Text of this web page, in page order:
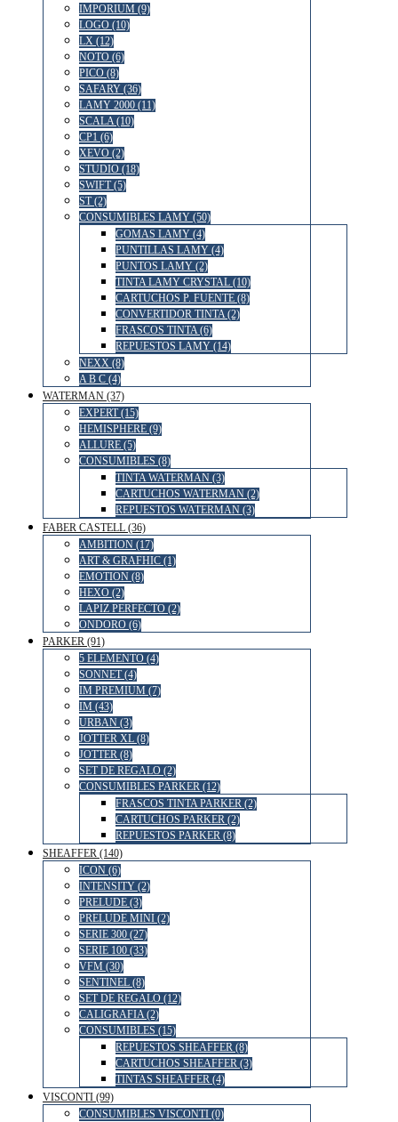
IMPORIUM (9)
LOGO (10)
LX (12)
NOTO (6)
PICO (8)
SAFARY (36)
LAMY 2000 (11)
SCALA (10)
CP1 (6)
XEVO (2)
STUDIO (18)
SWIFT (5)
ST (2)
CONSUMIBLES LAMY (50)
GOMAS LAMY (4)
PUNTILLAS LAMY (4)
PUNTOS LAMY (2)
TINTA LAMY CRYSTAL (10)
CARTUCHOS P. FUENTE (8)
CONVERTIDOR TINTA (2)
FRASCOS TINTA (6)
REPUESTOS LAMY (14)
NEXX (8)
A B C (4)
WATERMAN (37)
EXPERT (15)
HEMISPHERE (9)
ALLURE (5)
CONSUMIBLES (8)
TINTA WATERMAN (3)
CARTUCHOS WATERMAN (2)
REPUESTOS WATERMAN (3)
FABER CASTELL (36)
AMBITION (17)
ART & GRAFHIC (1)
EMOTION (8)
HEXO (2)
LAPIZ PERFECTO (2)
ONDORO (6)
PARKER (91)
5 ELEMENTO (4)
SONNET (4)
IM PREMIUM (7)
IM (43)
URBAN (3)
JOTTER XL (8)
JOTTER (8)
SET DE REGALO (2)
CONSUMIBLES PARKER (12)
FRASCOS TINTA PARKER (2)
CARTUCHOS PARKER (2)
REPUESTOS PARKER (8)
SHEAFFER (140)
ICON (6)
INTENSITY (2)
PRELUDE (3)
PRELUDE MINI (2)
SERIE 300 (27)
SERIE 100 (33)
VFM (30)
SENTINEL (8)
SET DE REGALO (12)
CALIGRAFIA (2)
CONSUMIBLES (15)
REPUESTOS SHEAFFER (8)
CARTUCHOS SHEAFFER (3)
TINTAS SHEAFFER (4)
VISCONTI (99)
CONSUMIBLES VISCONTI (0)